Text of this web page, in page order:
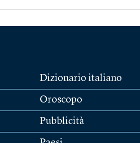
Dizionario italiano
Oroscopo
Pubblicità